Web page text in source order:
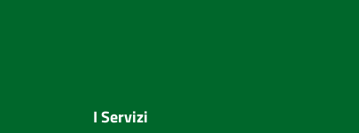
I Servizi